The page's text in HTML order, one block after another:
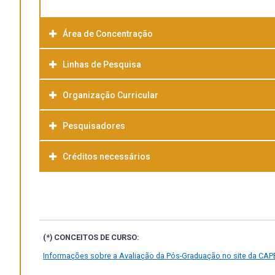
Área de Concentração
Linhas de Pesquisa
Organização Curricular
Pesquisadores
Créditos necessários
(*) CONCEITOS DE CURSO:
Informações sobre a Avaliação da Pós-Graduação no site da